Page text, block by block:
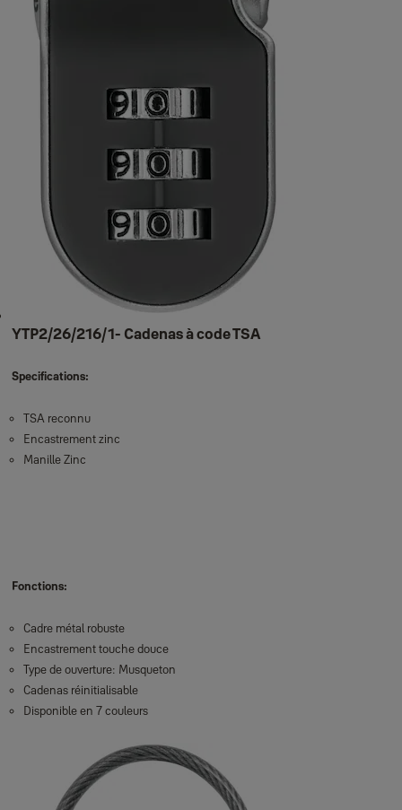
YTP2/26/216/1- Cadenas à code TSA
Specifications:
TSA reconnu
Encastrement zinc
Manille Zinc
Fonctions:
Cadre métal robuste
Encastrement touche douce
Type de ouverture: Musqueton
Cadenas réinitialisable
Disponible en 7 couleurs